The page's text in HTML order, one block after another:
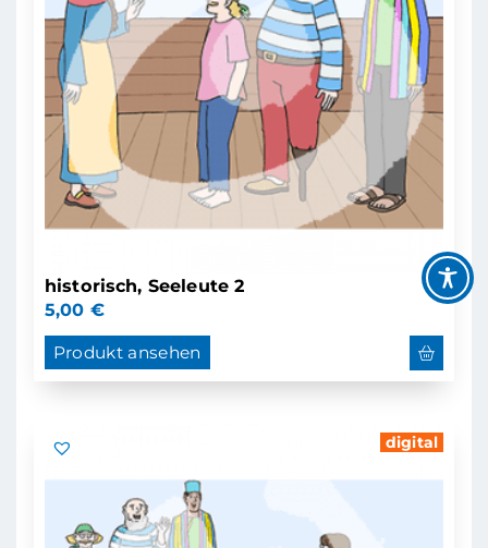
historisch, Seeleute 2
5,00 €
Produkt ansehen
digital